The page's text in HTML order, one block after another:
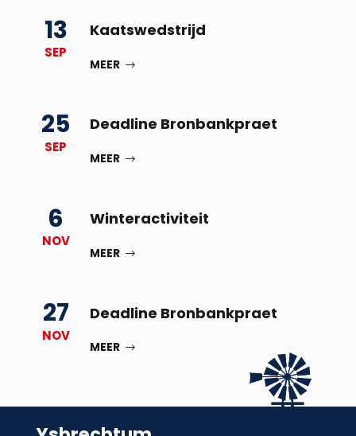
13
SEP
Kaatswedstrijd
MEER
25
SEP
Deadline Bronbankpraet
MEER
6
NOV
Winteractiviteit
MEER
27
NOV
Deadline Bronbankpraet
MEER